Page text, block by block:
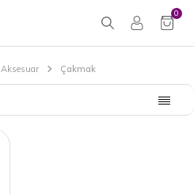
0
Aksesuar Çakmak